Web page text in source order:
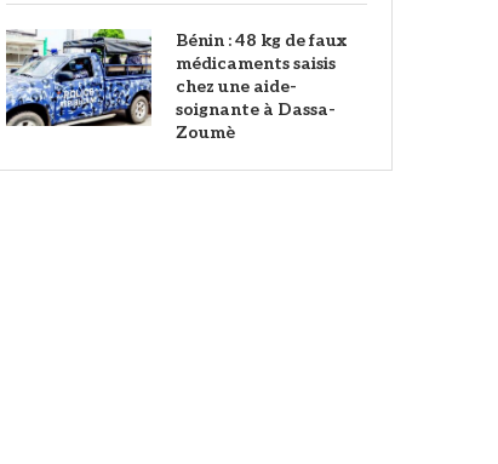
Bénin : 48 kg de faux
médicaments saisis
chez une aide-
soignante à Dassa-
Zoumè